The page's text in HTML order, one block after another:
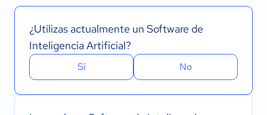
¿Utilizas actualmente un Software de
Inteligencia Artificial?
Sí No